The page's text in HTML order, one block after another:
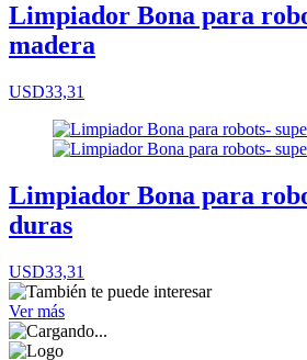
Limpiador Bona para
madera
USD33,31
Limpiador Bona para
duras
USD33,31
Ver más